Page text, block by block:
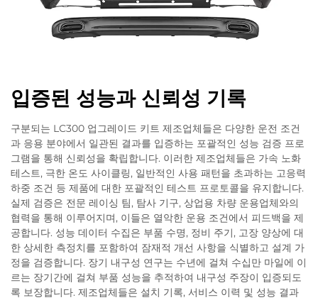
입증된 성능과 신뢰성 기록
구분되는 LC300 업그레이드 키트 제조업체들은 다양한 운전 조건
과 응용 분야에서 일관된 결과를 입증하는 포괄적인 성능 검증 프로
그램을 통해 신뢰성을 확립합니다. 이러한 제조업체들은 가속 노화
테스트, 극한 온도 사이클링, 일반적인 사용 패턴을 초과하는 고응력
하중 조건 등 제품에 대한 포괄적인 테스트 프로토콜을 유지합니다.
실제 검증은 전문 레이싱 팀, 탐사 기구, 상업용 차량 운용업체와의
협력을 통해 이루어지며, 이들은 열악한 운용 조건에서 피드백을 제
공합니다. 성능 데이터 수집은 부품 수명, 정비 주기, 고장 양상에 대
한 상세한 측정치를 포함하여 잠재적 개선 사항을 식별하고 설계 가
정을 검증합니다. 장기 내구성 연구는 수년에 걸쳐 수십만 마일에 이
르는 장기간에 걸쳐 부품 성능을 추적하여 내구성 주장이 입증되도
록 보장합니다. 제조업체들은 설치 기록, 서비스 이력 및 성능 결과